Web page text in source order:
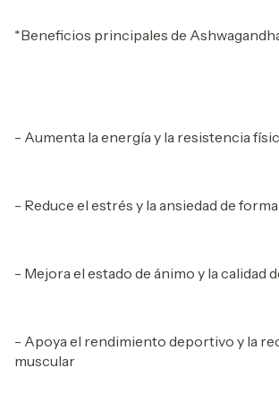
*Beneficios principales de
- Aumenta la energía y la resistencia
- Reduce el estrés y la ansiedad de
- Mejora el estado de ánimo y la calidad
- Apoya el rendimiento deportivo y la
muscular